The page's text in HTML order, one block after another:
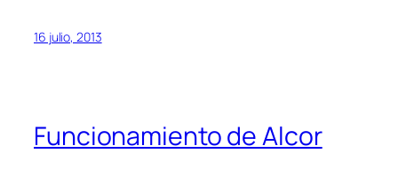
16 julio, 2013
Funcionamiento de Alcor